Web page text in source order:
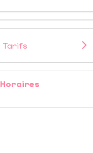
Tarifs
Horaires